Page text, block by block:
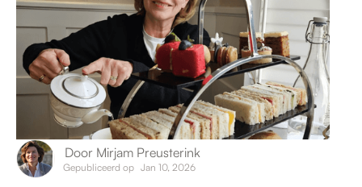
Door Mirjam Preusterink
Gepubliceerd op Jan 10, 2026